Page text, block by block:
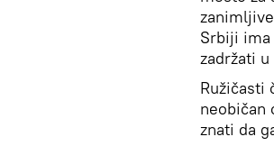
Srbiji
zadržati
Ružičasti
neobičan
znati da